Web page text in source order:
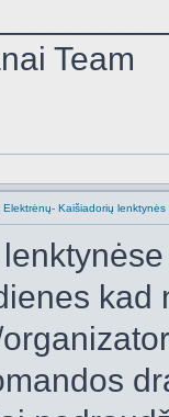
Team
Elektrėnų- Kaišiadorių lenktynės
kad